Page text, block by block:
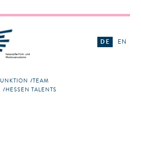
TEAM
HESSEN TALENTS
DE EN